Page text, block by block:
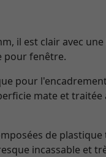
il est clair avec
pour fenêtre.
pour
mate et traitée
de
incassable et